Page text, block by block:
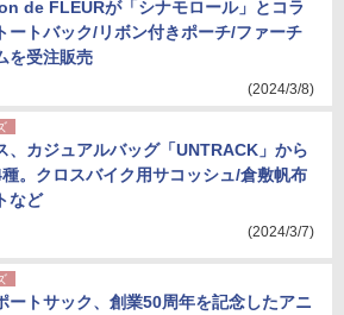
de FLEURが「シナモロール」とコラ
ートバック/リボン付きポーチ/ファーチ
を受注販売
(2024/3/8)
、カジュアルバッグ「UNTRACK」から
。クロスバイク用サコッシュ/倉敷帆布
など
(2024/3/7)
ートサック、創業50周年を記念したアニ